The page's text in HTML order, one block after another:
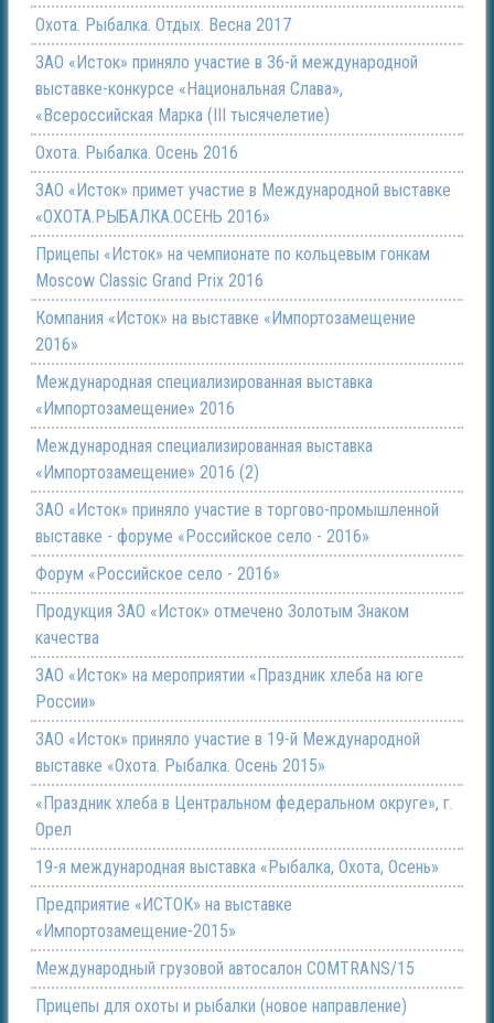
Охота. Рыбалка. Отдых. Весна 2017
ЗАО «Исток» приняло участие в 36-й международной
выставке-конкурсе «Национальная Слава»,
«Всероссийская Марка (III тысячелетие)
Охота. Рыбалка. Осень 2016
ЗАО «Исток» примет участие в Международной выставке
«ОХОТА.РЫБАЛКА.ОСЕНЬ 2016»
Прицепы «Исток» на чемпионате по кольцевым гонкам
Moscow Classic Grand Prix 2016
Компания «Исток» на выставке «Импортозамещение
2016»
Международная специализированная выставка
«Импортозамещение» 2016
Международная специализированная выставка
«Импортозамещение» 2016 (2)
ЗАО «Исток» приняло участие в торгово-промышленной
выставке - форуме «Российское село - 2016»
Форум «Российское село - 2016»
Продукция ЗАО «Исток» отмечено Золотым Знаком
качества
ЗАО «Исток» на мероприятии «Праздник хлеба на юге
России»
ЗАО «Исток» приняло участие в 19-й Международной
выставке «Охота. Рыбалка. Осень 2015»
«Праздник хлеба в Центральном федеральном округе», г.
Орел
19-я международная выставка «Рыбалка, Охота, Осень»
Предприятие «ИСТОК» на выставке
«Импортозамещение-2015»
Международный грузовой автосалон COMTRANS/15
Прицепы для охоты и рыбалки (новое направление)